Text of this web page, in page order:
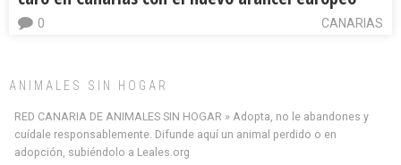
CANARIAS
0
ANIMALES SIN HOGAR
RED CANARIA DE ANIMALES SIN HOGAR » Adopta, no le abandones y
cuídale responsablemente. Difunde aquí un animal perdido o en
adopción, subiéndolo a Leales.org